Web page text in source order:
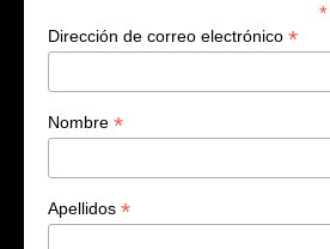
*
Dirección de correo electrónico *
Nombre *
Apellidos *